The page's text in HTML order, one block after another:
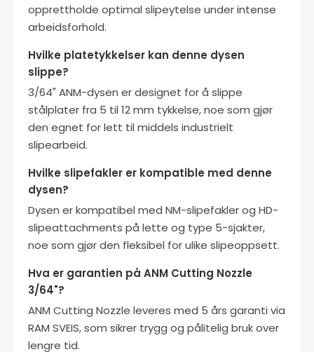
opprettholde optimal slipeytelse under intense
arbeidsforhold.
Hvilke platetykkelser kan denne dysen
slippe?
3/64" ANM-dysen er designet for å slippe
stålplater fra 5 til 12 mm tykkelse, noe som gjør
den egnet for lett til middels industrielt
slipearbeid.
Hvilke slipefakler er kompatible med denne
dysen?
Dysen er kompatibel med NM-slipefakler og HD-
slipeattachments på lette og type 5-sjakter,
noe som gjør den fleksibel for ulike slipeoppsett.
Hva er garantien på ANM Cutting Nozzle
3/64"?
ANM Cutting Nozzle leveres med 5 års garanti via
RAM SVEIS, som sikrer trygg og pålitelig bruk over
lengre tid.